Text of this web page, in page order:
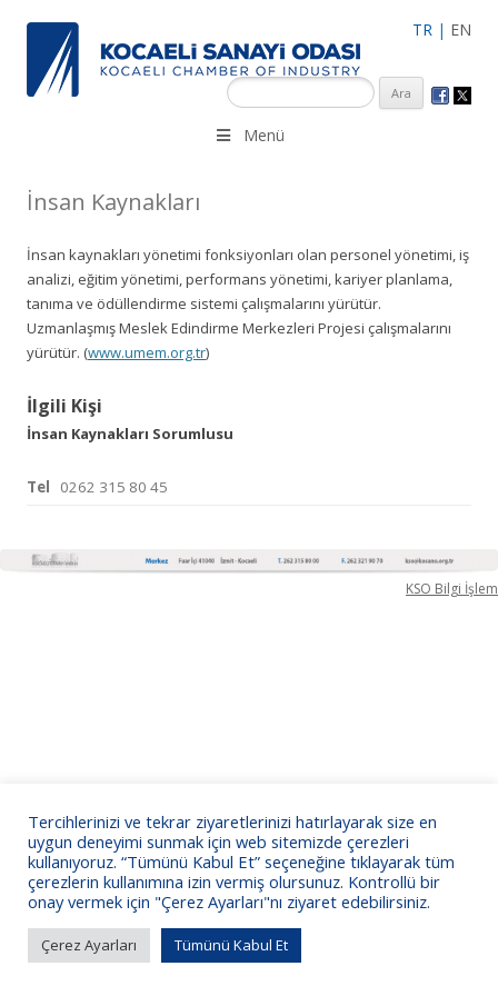
TR | EN
KSO 3500’ü aşkın sanayi kuruluşuna uzman çalışanları ile İzmit
Merkez, Çayırova, Dilovası, Gebze ve İMES OSB’deki ofisleri ile
Menü
İnsan Kaynakları
İnsan kaynakları yönetimi fonksiyonları olan personel yönetimi, iş
analizi, eğitim yönetimi, performans yönetimi, kariyer planlama,
tanıma ve ödüllendirme sistemi çalışmalarını yürütür.
Uzmanlaşmış Meslek Edindirme Merkezleri Projesi çalışmalarını
yürütür. (www.umem.org.tr)
İlgili Kişi
İnsan Kaynakları Sorumlusu
Tel 0262 315 80 45
KSO Bilgi İşlem
Tercihlerinizi ve tekrar ziyaretlerinizi hatırlayarak size en
uygun deneyimi sunmak için web sitemizde çerezleri
kullanıyoruz. “Tümünü Kabul Et” seçeneğine tıklayarak tüm
çerezlerin kullanımına izin vermiş olursunuz. Kontrollü bir
onay vermek için "Çerez Ayarları"nı ziyaret edebilirsiniz.
Çerez Ayarları Tümünü Kabul Et